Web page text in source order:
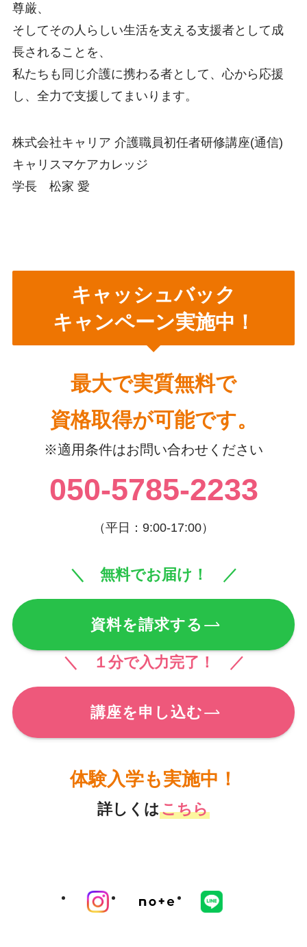
尊厳、
そしてその人らしい生活を支える支援者として成
長されることを、
私たちも同じ介護に携わる者として、心から応援
し、全力で支援してまいります。
株式会社キャリア 介護職員初任者研修講座(通信)
キャリスマケアカレッジ
学長 松家 愛
キャッシュバック
キャンペーン実施中！
最大で実質無料で
資格取得が可能です。
※適用条件はお問い合わせください
050-5785-2233
（平日：9:00-17:00）
＼ 無料でお届け！ ／
資料を請求する
＼ １分で入力完了！ ／
講座を申し込む
体験入学も実施中！
詳しくはこちら